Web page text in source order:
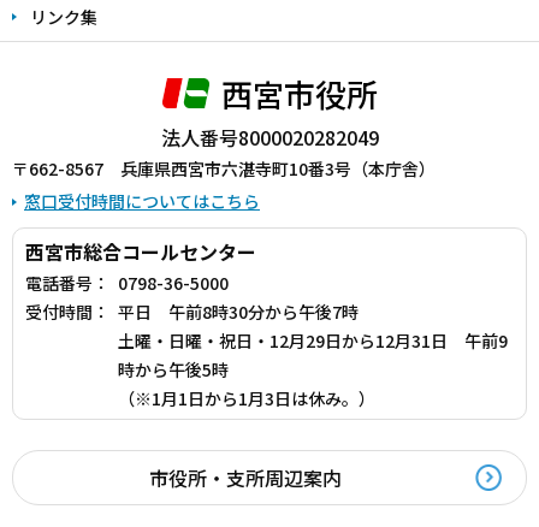
リンク集
西宮市役所
法人番号8000020282049
〒662-8567 兵庫県西宮市六湛寺町10番3号（本庁舎）
窓口受付時間についてはこちら
西宮市総合コールセンター
電話番号：
0798-36-5000
受付時間：
平日 午前8時30分から午後7時
土曜・日曜・祝日・12月29日から12月31日 午前9
時から午後5時
（※1月1日から1月3日は休み。）
市役所・支所周辺案内